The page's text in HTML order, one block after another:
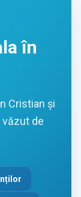
în
Cristian și
văzut de